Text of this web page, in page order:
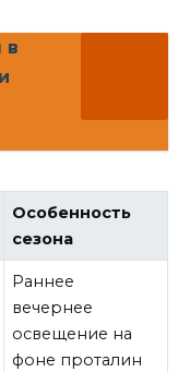
в
Особенность
сезона
Раннее
вечернее
освещение на
фоне проталин